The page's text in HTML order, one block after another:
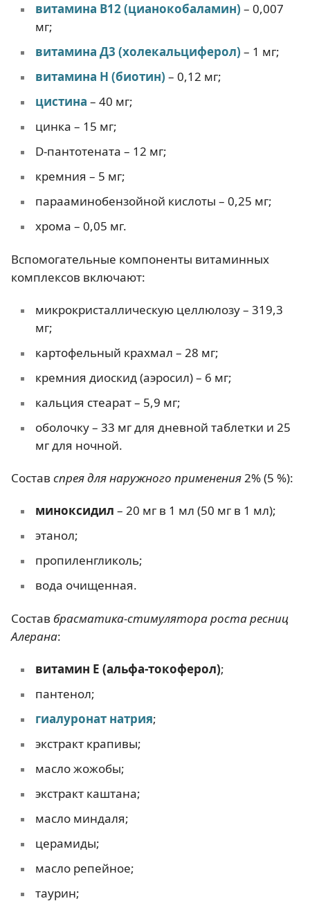
витамина В12 (цианокобаламин) – 0,007
мг;
витамина Д3 (холекальциферол) – 1 мг;
витамина Н (биотин) – 0,12 мг;
цистина – 40 мг;
цинка – 15 мг;
D-пантотената – 12 мг;
кремния – 5 мг;
парааминобензойной кислоты – 0,25 мг;
хрома – 0,05 мг.
Вспомогательные компоненты витаминных
комплексов включают:
микрокристаллическую целлюлозу – 319,3
мг;
картофельный крахмал – 28 мг;
кремния диоскид (аэросил) – 6 мг;
кальция стеарат – 5,9 мг;
оболочку – 33 мг для дневной таблетки и 25
мг для ночной.
Состав спрея для наружного применения2% (5 %):
миноксидил – 20 мг в 1 мл (50 мг в 1 мл);
этанол;
пропиленгликоль;
вода очищенная.
Состав брасматика-стимулятора роста ресниц
Алерана:
витамин Е (альфа-токоферол);
пантенол;
гиалуронат натрия;
экстракт крапивы;
масло жожобы;
экстракт каштана;
масло миндаля;
церамиды;
масло репейное;
таурин;